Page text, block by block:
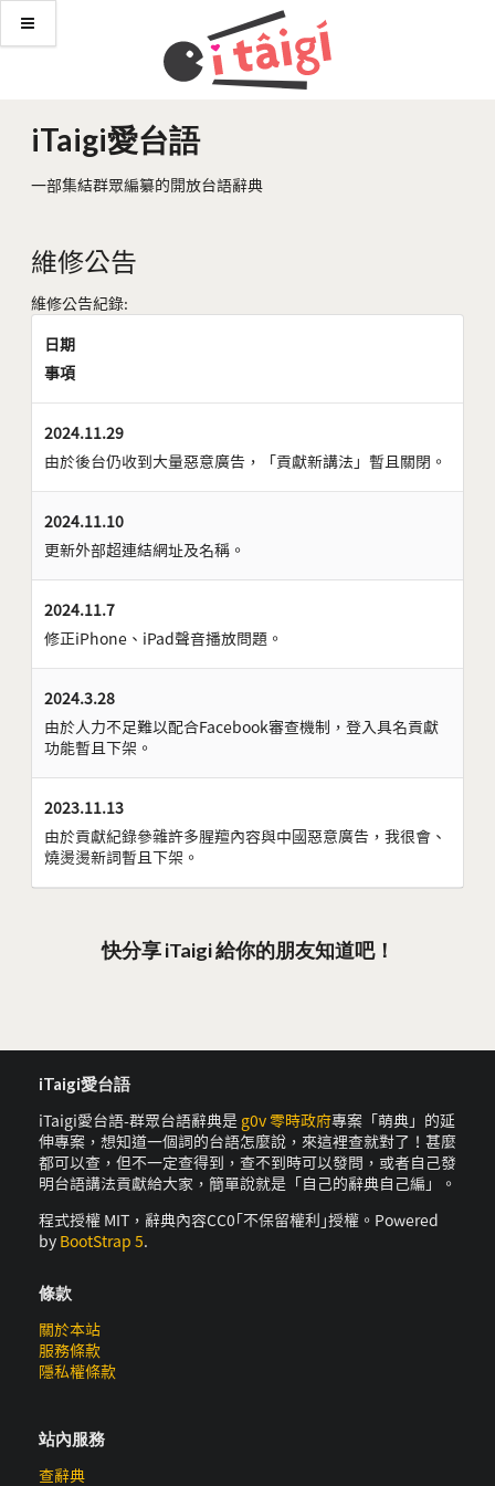
iTaigi愛台語
一部集結群眾編纂的開放台語辭典
維修公告
維修公告紀錄:
日期
事項
2024.11.29
由於後台仍收到大量惡意廣告，「貢獻新講法」暫且關閉。
2024.11.10
更新外部超連結網址及名稱。
2024.11.7
修正iPhone、iPad聲音播放問題。
2024.3.28
由於人力不足難以配合Facebook審查機制，登入具名貢獻
功能暫且下架。
2023.11.13
由於貢獻紀錄參雜許多腥羶內容與中國惡意廣告，我很會、
燒燙燙新詞暫且下架。
快分享 iTaigi 給你的朋友知道吧！
iTaigi愛台語
iTaigi愛台語-群眾台語辭典是 g0v 零時政府專案「萌典」的延
伸專案，想知道一個詞的台語怎麼說，來這裡查就對了！甚麼
都可以查，但不一定查得到，查不到時可以發問，或者自己發
明台語講法貢獻給大家，簡單說就是「自己的辭典自己編」。
程式授權 MIT，辭典內容CC0｢不保留權利｣授權。Powered
by BootStrap 5.
條款
關於本站
服務條款
隱私權條款
站內服務
查辭典